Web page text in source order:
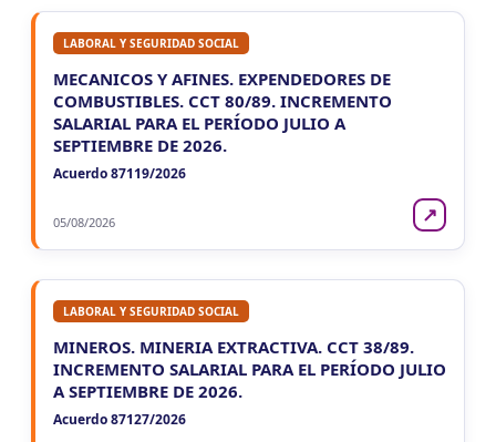
LABORAL Y SEGURIDAD SOCIAL
MECANICOS Y AFINES. EXPENDEDORES DE
COMBUSTIBLES. CCT 80/89. INCREMENTO
SALARIAL PARA EL PERÍODO JULIO A
SEPTIEMBRE DE 2026.
Acuerdo 87119/2026
05/08/2026 ↗
LABORAL Y SEGURIDAD SOCIAL
MINEROS. MINERIA EXTRACTIVA. CCT 38/89.
INCREMENTO SALARIAL PARA EL PERÍODO JULIO
A SEPTIEMBRE DE 2026.
Acuerdo 87127/2026